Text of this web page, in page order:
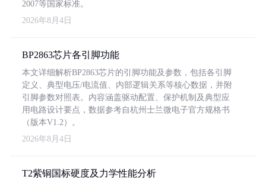
2007等国家标准。
2026年8月4日
BP2863芯片各引脚功能
本文详细解析BP2863芯片的引脚功能及参数，包括各引脚
定义、典型电压/电流值、内部逻辑关系等核心数据，并附
引脚参数对照表。内容涵盖驱动配置、保护机制及典型应
用电路设计要点，数据参考自杭州士兰微电子官方规格书
（版本V1.2）。
2026年8月4日
T2紫铜国标硬度及力学性能分析